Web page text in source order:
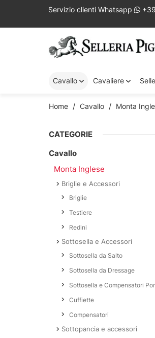
Servizio clienti Whatsapp
Cavallo Cavaliere Selle
Home Cavallo Monta
CATEGORIE
Cavallo
Monta Inglese
Briglie e Accessori
Briglie
Testiere
Redini
Sottosella e Accessori
Sottosella da Salto
Sottosella da Dressage
Sottosella e Compensatori
Cuffiette
Compensatori
Sottopancia e accessori